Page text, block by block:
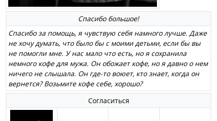
Спасибо большое!
Спасибо за помощь, я чувствую себя намного лучше. Даже
не хочу думать, что было бы с моими детьми, если бы вы
не помогли мне. У нас мало что есть, но я сохранила
немного кофе для мужа. Он обожает кофе, но я давно о нем
ничего не слышала. Он где-то воюет, кто знает, когда он
вернется? Возьмите кофе себе, хорошо?
Согласиться